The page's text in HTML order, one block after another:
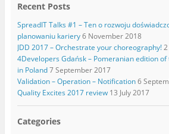
Recent Posts
SpreadIT Talks #1 – Ten o rozwoju
planowaniu kariery 6 November 2018
JDD 2017 – Orchestrate your choreography!
4Developers Gdańsk – Pomeranian edition
in Poland 7 September 2017
Validation – Operation – Notification 6
Quality Excites 2017 review 13 July 2017
Categories